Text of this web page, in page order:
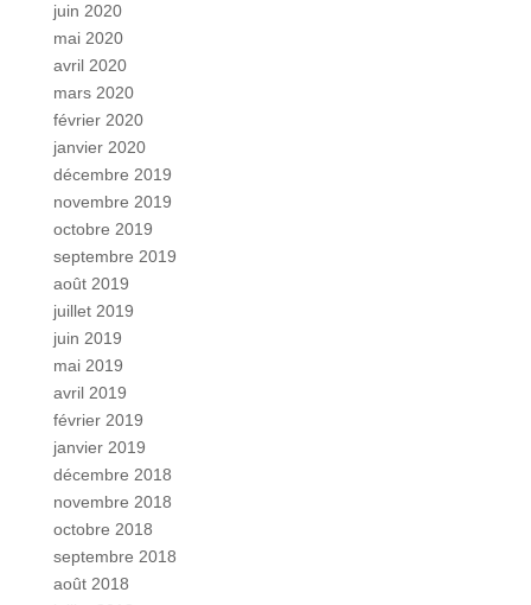
juin 2020
mai 2020
avril 2020
mars 2020
février 2020
janvier 2020
décembre 2019
novembre 2019
octobre 2019
septembre 2019
août 2019
juillet 2019
juin 2019
mai 2019
avril 2019
février 2019
janvier 2019
décembre 2018
novembre 2018
octobre 2018
septembre 2018
août 2018